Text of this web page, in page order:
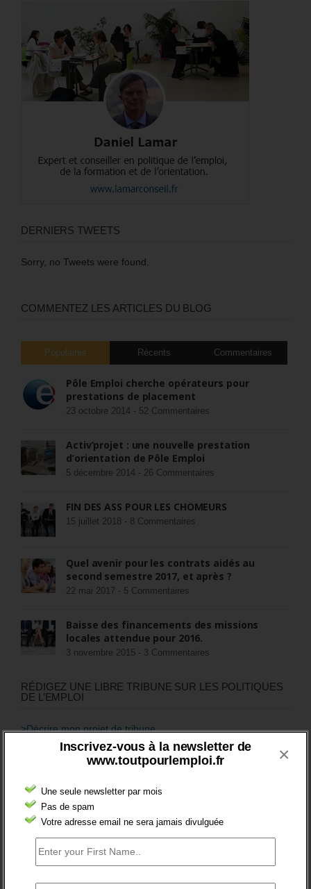
Inscrivez-vous à la newsletter de
www.toutpourlemploi.fr
Une seule newsletter par mois
Pas de spam
Votre adresse email ne sera jamais divulguée
×
DERNIERS TWEETS
Sorry, no Tweets were found.
COMMENTEZ LES ARTICLES DU BLOG
Populaires Récents Commentaires
Pôle Emploi cherche opérateurs pour
prestations de placement
23 octobre 2014 - 52 Commentaires
Activ’projet : une nouvelle prestation
d’orientation de Pôle Emploi
5 décembre 2014 - 26 Commentaires
FIN DES ASS POUR LES CHÔMEURS
15 juillet 2018 - 8 Commentaires
Quel avenir pour les contrats aidés au
second semestre 2017, et après ?
22 mai 2017 - 5 Commentaires
Baisse des financements des missions
locales attendue pour 2016.
3 novembre 2015 - 3 Commentaires
RÉDIGEZ UNE LIBRE TRIBUNE SUR LES POLITIQUES
DE L’EMPLOI
>Décrire mon projet de tribune
CATÉGORIES
brèves emploi
Emploi
Acteurs
Aides